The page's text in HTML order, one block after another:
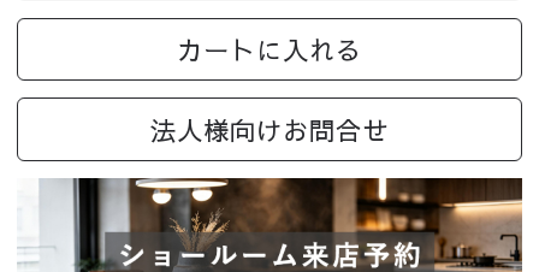
カートに入れる
法人様向けお問合せ